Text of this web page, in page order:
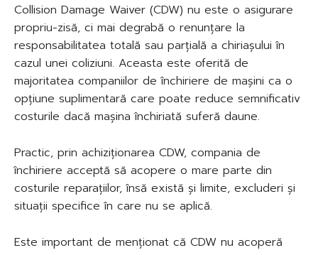
Collision Damage Waiver (CDW) nu este o asigurare
propriu-zisă, ci mai degrabă o renunțare la
responsabilitatea totală sau parțială a chiriașului în
cazul unei coliziuni. Aceasta este oferită de
majoritatea companiilor de închiriere de mașini ca o
opțiune suplimentară care poate reduce semnificativ
costurile dacă mașina închiriată suferă daune.
Practic, prin achiziționarea CDW, compania de
închiriere acceptă să acopere o mare parte din
costurile reparațiilor, însă există și limite, excluderi și
situații specifice în care nu se aplică.
Este important de menționat că CDW nu acoperă